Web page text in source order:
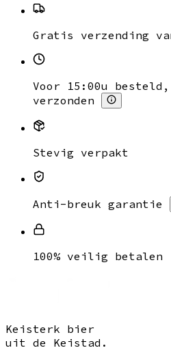
Gratis verzending
Voor 15:00u
verzonden
Stevig verpakt
Anti-breuk garantie
100% veilig betalen
Keisterk bier
uit de Keistad.